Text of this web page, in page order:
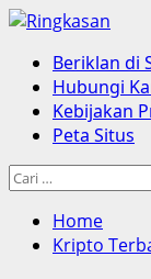
Skip
content
Primary
Menu
Beriklan di
Hubungi
Kebijakan
Peta Situs
Cari
Home
Kripto